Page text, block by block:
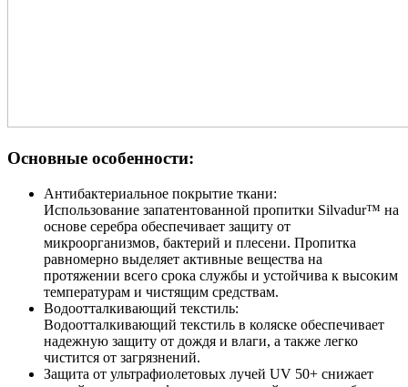
Основные особенности:
Антибактериальное покрытие ткани:
Использование запатентованной пропитки Silvadur™ на
основе серебра обеспечивает защиту от
микроорганизмов, бактерий и плесени. Пропитка
равномерно выделяет активные вещества на
протяжении всего срока службы и устойчива к высоким
температурам и чистящим средствам.
Водоотталкивающий текстиль:
Водоотталкивающий текстиль в коляске обеспечивает
надежную защиту от дождя и влаги, а также легко
чистится от загрязнений.
Защита от ультрафиолетовых лучей UV 50+ снижает